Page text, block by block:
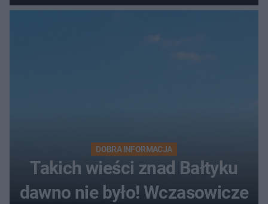
DOBRA INFORMACJA
Takich wieści znad Bałtyku
dawno nie było! Wczasowicze